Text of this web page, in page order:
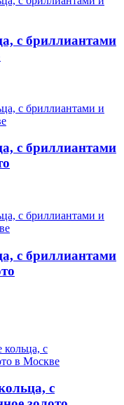
с бриллиантами
с бриллиантами
с бриллиантами
с